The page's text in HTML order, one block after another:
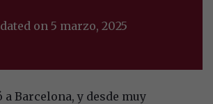
on 5 marzo, 2025
Barcelona, y desde muy